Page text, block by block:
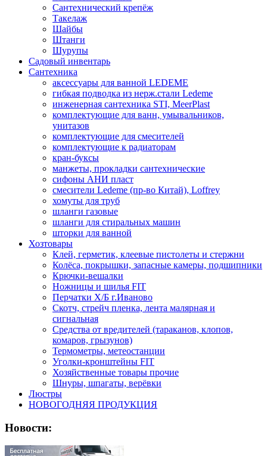
Сантехнический крепёж
Такелаж
Шайбы
Штанги
Шурупы
Садовый инвентарь
Сантехника
аксессуары для ванной LEDEME
гибкая подводка из нерж.стали Ledeme
инженерная сантехника STI, MeerPlast
комплектующие для ванн, умывальников,
унитазов
комплектующие для смесителей
комплектующие к радиаторам
кран-буксы
манжеты, прокладки сантехнические
сифоны АНИ пласт
смесители Ledeme (пр-во Китай), Loffrey
хомуты для труб
шланги газовые
шланги для стиральных машин
шторки для ванной
Хозтовары
Клей, герметик, клеевые пистолеты и стержни
Колёса, покрышки, запасные камеры, подшипники
Крючки-вешалки
Ножницы и шилья FIT
Перчатки Х/Б г.Иваново
Скотч, стрейч пленка, лента малярная и
сигнальная
Средства от вредителей (тараканов, клопов,
комаров, грызунов)
Термометры, метеостанции
Уголки-кронштейны FIT
Хозяйственные товары прочие
Шнуры, шпагаты, верёвки
Люстры
НОВОГОДНЯЯ ПРОДУКЦИЯ
Новости: